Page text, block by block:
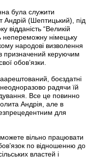
була служити
(Шептицький), під
відданість “Великій
непереможну німецьку
народові визволення
призначений керуючим
обов’язки.
боєздатні
радячи їй
Все це повинно
Андрія, але в
для
вільно працювати
по відношенню до
властей і